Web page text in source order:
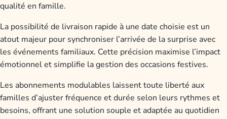
qualité en famille.
La possibilité de livraison rapide à une date choisie est un
atout majeur pour synchroniser l’arrivée de la surprise avec
les événements familiaux. Cette précision maximise l’impact
émotionnel et simplifie la gestion des occasions festives.
Les abonnements modulables laissent toute liberté aux
familles d’ajuster fréquence et durée selon leurs rythmes et
besoins, offrant une solution souple et adaptée au quotidien